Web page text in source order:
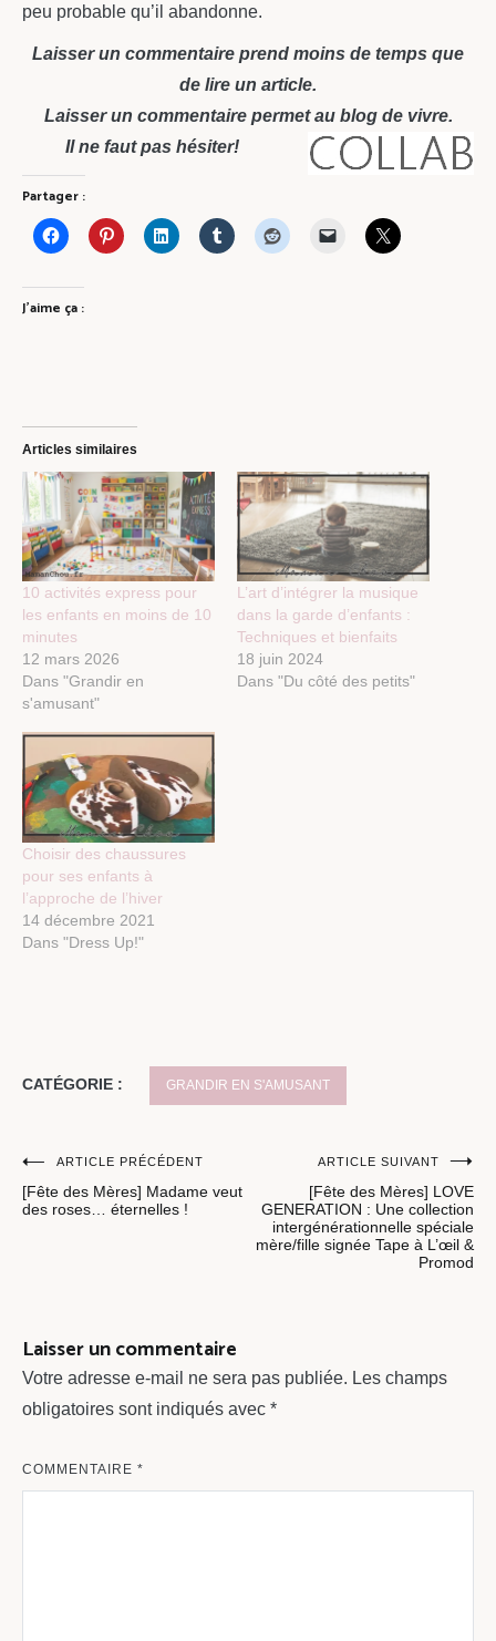
peu probable qu’il abandonne.
Laisser un commentaire prend moins de temps que
de lire un article.
Laisser un commentaire permet au blog de vivre.
Il ne faut pas hésiter!
Partager :
J’aime ça :
Articles similaires
10 activités express pour
les enfants en moins de 10
minutes
12 mars 2026
Dans "Grandir en
s'amusant"
L’art d’intégrer la musique
dans la garde d’enfants :
Techniques et bienfaits
18 juin 2024
Dans "Du côté des petits"
Choisir des chaussures
pour ses enfants à
l’approche de l’hiver
14 décembre 2021
Dans "Dress Up!"
CATÉGORIE : GRANDIR EN S'AMUSANT
Navigation
de
ARTICLE PRÉCÉDENT
[Fête des Mères] Madame veut
des roses… éternelles !
ARTICLE SUIVANT
[Fête des Mères] LOVE
GENERATION : Une collection
intergénérationnelle spéciale
mère/fille signée Tape à L’œil &
Promod
Laisser un commentaire
Votre adresse e-mail ne sera pas publiée. Les champs
obligatoires sont indiqués avec *
COMMENTAIRE *